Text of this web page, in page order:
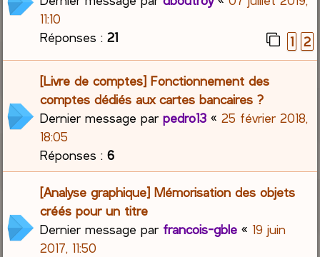
11:10
Réponses :21 1 2
[Livre de comptes] Fonctionnement des
comptes dédiés aux cartes bancaires ?
Dernier message parpedro13 «25 février 2018,
18:05
Réponses :6
[Analyse graphique] Mémorisation des objets
créés pour un titre
Dernier message par francois-gble « 19 juin
2017, 11:50